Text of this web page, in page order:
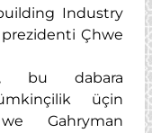
Industry
Çhwe
bu dabara
üçin
Gahryman